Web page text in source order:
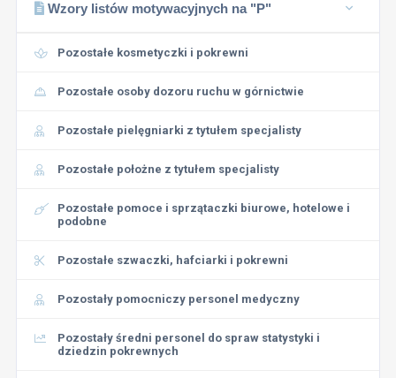
Wzory listów motywacyjnych na "P"
Pozostałe kosmetyczki i pokrewni
Pozostałe osoby dozoru ruchu w górnictwie
Pozostałe pielęgniarki z tytułem specjalisty
Pozostałe położne z tytułem specjalisty
Pozostałe pomoce i sprzątaczki biurowe, hotelowe i
podobne
Pozostałe szwaczki, hafciarki i pokrewni
Pozostały pomocniczy personel medyczny
Pozostały średni personel do spraw statystyki i
dziedzin pokrewnych